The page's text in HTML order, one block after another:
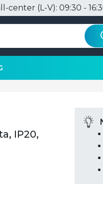
center (L-V): 09:30 -
IP20,